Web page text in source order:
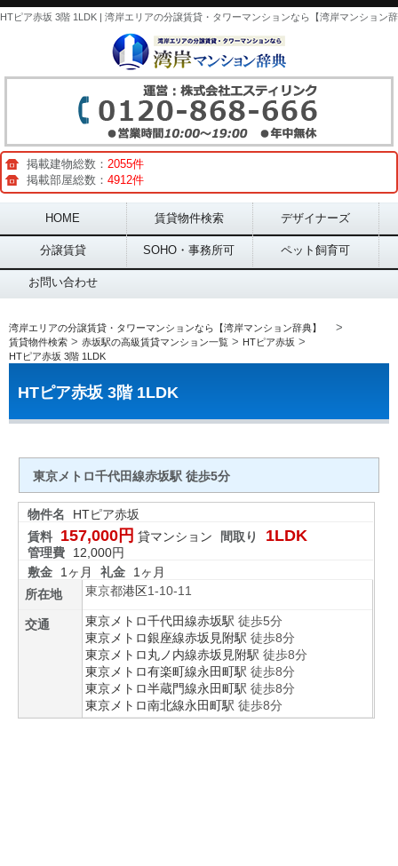
掲載建物総数： 2055件
掲載部屋総数： 4912件
Main menu
HOME 賃貸物件検索 デザイナーズ
分譲賃貸 SOHO・事務所可 ペット飼育可
お問い合わせ
湾岸エリアの分譲賃貸・タワーマンションなら【湾岸マンション辞典】 >
賃貸物件検索 > 赤坂駅の高級賃貸マンション一覧 > HTピア赤坂 >
HTピア赤坂 3階 1LDK
HTピア赤坂 3階 1LDK
東京メトロ千代田線赤坂駅 徒歩5分
物件名
HTピア赤坂
賃料
157,000円 貸マンション 間取り 1LDK
管理費
12,000円
敷金
1ヶ月 礼金
1ヶ月
所在地
東京都港区1-10-11
交通 東京メトロ千代田線赤坂駅 徒歩5分
東京メトロ銀座線赤坂見附駅 徒歩8分
東京メトロ丸ノ内線赤坂見附駅 徒歩8分
東京メトロ有楽町線永田町駅 徒歩8分
東京メトロ半蔵門線永田町駅 徒歩8分
東京メトロ南北線永田町駅 徒歩8分